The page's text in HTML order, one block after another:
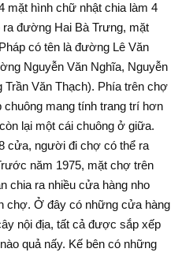
mặt hình chữ nhật chia làm 4
đường Hai Bà Trưng, mặt
có tên là đường Lê Văn
Nguyễn Văn Nghĩa, Nguyễn
Văn Thạch). Phía trên chợ
chuông mang tính trang trí hơn
lại một cái chuông ở giữa.
cửa, người đi chợ có thể ra
năm 1975, mặt chợ trên
chia ra nhiều cửa hàng nho
chợ. Ở đây có những cửa hàng
nội địa, tất cả được sắp xếp
quả nấy. Kế bên có những